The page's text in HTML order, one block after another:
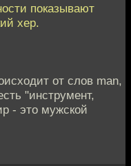
показывают
хер.
от слов man,
"инструмент,
- это мужской